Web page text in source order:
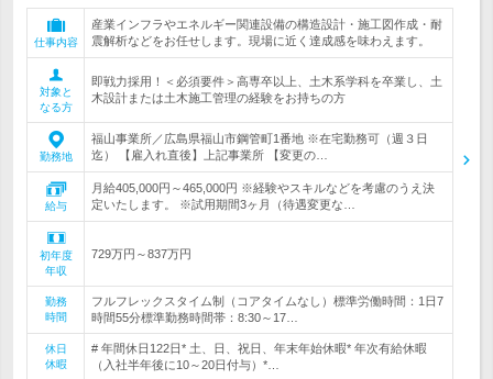
仕事内容
産業インフラやエネルギー関連設備の構造設計・施工図作成・耐
震解析などをお任せします。現場に近く達成感を味わえます。
対象と
なる方
即戦力採用！＜必須要件＞高専卒以上、土木系学科を卒業し、土
木設計または土木施工管理の経験をお持ちの方
勤務地
福山事業所／広島県福山市鋼管町1番地 ※在宅勤務可（週３日
迄） 【雇入れ直後】上記事業所 【変更の…
給与
月給405,000円～465,000円 ※経験やスキルなどを考慮のうえ決
定いたします。 ※試用期間3ヶ月（待遇変更な…
初年度
年収
729万円～837万円
勤務
時間
フルフレックスタイム制（コアタイムなし）標準労働時間：1日7
時間55分標準勤務時間帯：8:30～17…
休日
休暇
# 年間休日122日* 土、日、祝日、年末年始休暇* 年次有給休暇
（入社半年後に10～20日付与）*…